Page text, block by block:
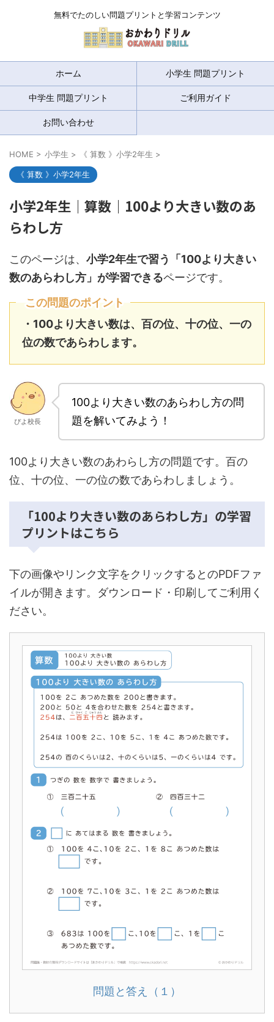
無料でたのしい問題プリントと学習コンテンツ
ホーム 小学生 問題プリント
中学生 問題プリント ご利用ガイド
お問い合わせ
HOME > 小学生 > 《 算数 》小学2年生 >
《 算数 》小学2年生
小学2年生｜算数｜100より大きい数のあ
らわし方
このページは、 小学2年生で習う「100より大きい
数のあらわし方」が学習できるページです。
この問題のポイント
・100より大きい数は、百の位、十の位、一の
位の数であらわします。
ぴよ校長
100より大きい数のあらわし方の問
題を解いてみよう！
100より大きい数のあわらし方の問題です。百の
位、十の位、一の位の数であらわしましょう。
「100より大きい数のあらわし方」の学習
プリントはこちら
下の画像やリンク文字をクリックするとのPDFファ
イルが開きます。ダウンロード・印刷してご利用く
ださい。
問題と答え（１）